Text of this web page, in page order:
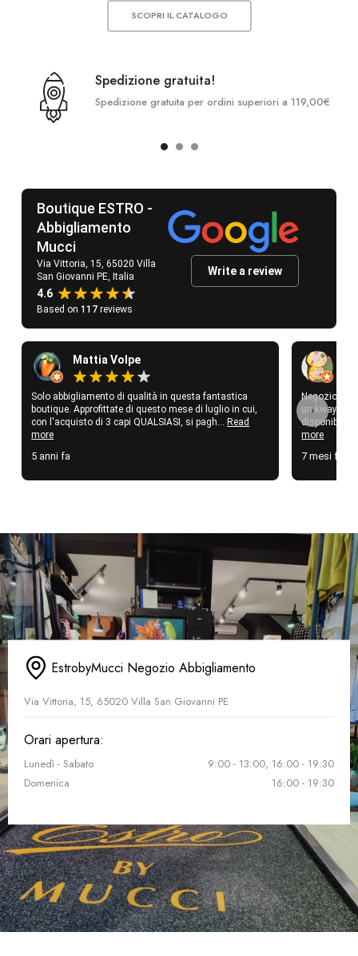
SCOPRI IL CATALOGO
Spedizione gratuita!
Spedizione gratuita per ordini superiori a 119,00€
Write a review
Boutique ESTRO -
Abbigliamento
Mucci
Via Vittoria, 15, 65020 Villa
San Giovanni PE, Italia
4.6
Based on117 reviews
Mattia Volpe
Solo abbigliamento di qualità in questa fantastica
boutique. Approfittate di questo mese di luglio in cui,
con l'acquisto di 3 capi QUALSIASI, si pagh...Read
more
5 anni fa
Negozio
un kway
disponibili
more
7 mesi fa
EstrobyMucci Negozio Abbigliamento
Via Vittoria, 15, 65020 Villa San Giovanni PE
Orari apertura:
Lunedì - Sabato
9:00 - 13:00, 16:00 - 19:30
Domenica
16:00 - 19:30